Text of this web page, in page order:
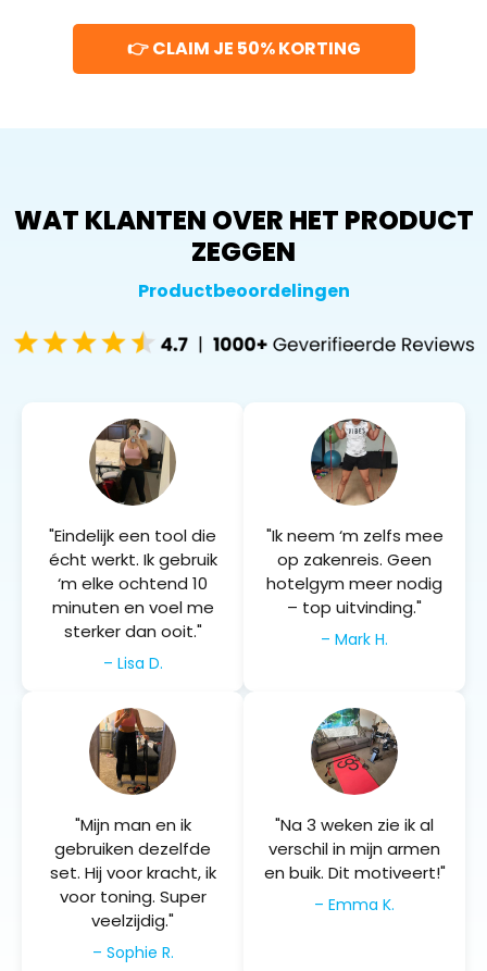
👉 CLAIM JE 50% KORTING
WAT KLANTEN OVER HET PRODUCT
ZEGGEN
Productbeoordelingen
"Eindelijk een tool die
écht werkt. Ik gebruik
‘m elke ochtend 10
minuten en voel me
sterker dan ooit."
– Lisa D.
"Ik neem ‘m zelfs mee
op zakenreis. Geen
hotelgym meer nodig
– top uitvinding."
– Mark H.
"Mijn man en ik
gebruiken dezelfde
set. Hij voor kracht, ik
voor toning. Super
veelzijdig."
– Sophie R.
"Na 3 weken zie ik al
verschil in mijn armen
en buik. Dit motiveert!"
– Emma K.